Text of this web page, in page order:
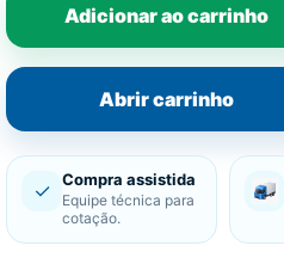
Adicionar ao carrinho
Abrir carrinho
✓ Compra assistida
Equipe técnica para
cotação.